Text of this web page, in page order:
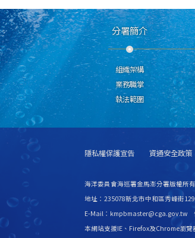
分署簡介
組織架構
業務職掌
執法範圍
隱私權保護宣告 資通安全政策
海洋委員會海巡署金馬澎分署版權所
地址：235078新北市中和區秀峰街
E-Mail：kmpbmaster@cga.gov.tw
本網站支援IE、Firefox及Chrome瀏覽